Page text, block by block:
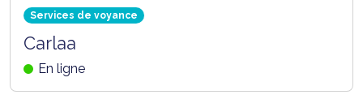
Services de voyance
Carlaa
En ligne